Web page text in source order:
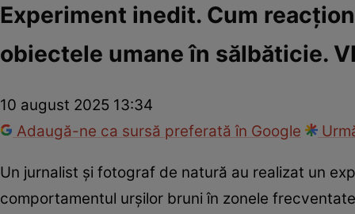
Experiment inedit. Cum
obiectele umane în sălbăticie.
10 august 2025 13:34
Adaugă-ne ca sursă preferată în Google
Un jurnalist și fotograf de natură au realizat un
comportamentul urșilor bruni în zonele